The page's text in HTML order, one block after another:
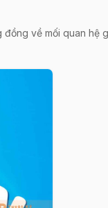
về mối quan hệ